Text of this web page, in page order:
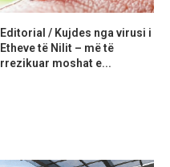
Editorial / Kujdes nga virusi i
Etheve të Nilit – më të
rrezikuar moshat e...